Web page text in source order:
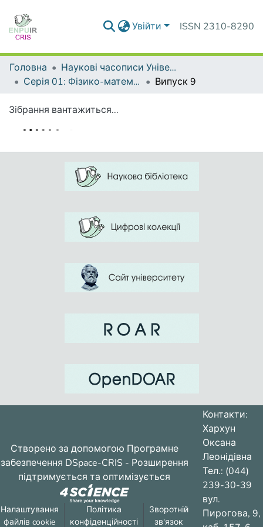
Увійти ISSN 2310-8290
Головна
Наукові часописи Університету
Серія 01: Фізико-математичні науки
Випуск 9
Зібрання вантажиться...
Створено за допомогою Програмне
забезпечення DSpace-CRIS - Розширення
підтримується та оптимізується
Налаштування
файлів cookie
Політика
конфіденційності
Зворотній
зв'язок
Контакти:
Хархун
Оксана
Леонідівна
Тел.: (044)
239-30-39
вул.
Пирогова, 9,